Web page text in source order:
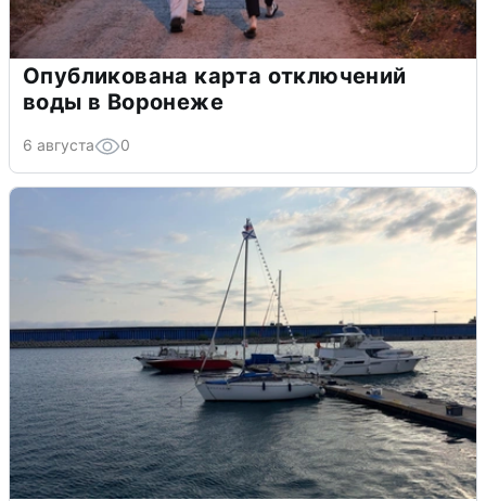
Опубликована карта отключений
воды в Воронеже
6 августа 0